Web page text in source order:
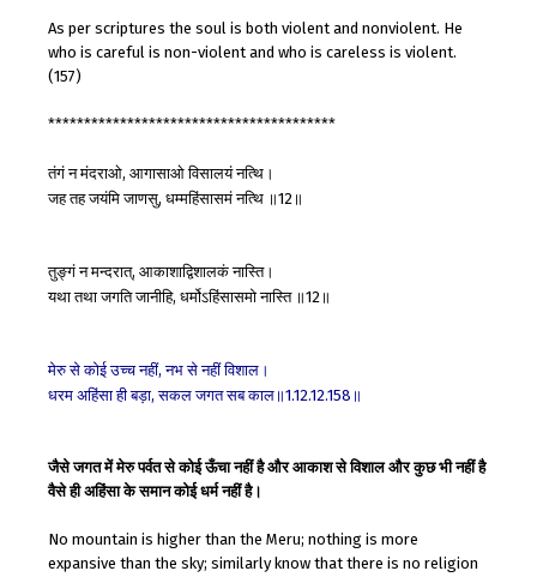
As per scriptures the soul is both violent and nonviolent. He
who is careful is non-violent and who is careless is violent.
(157)
****************************************
तंगंनमंदराओ, आगासाओविसालयंनत्थि।
जहतहजयंमिजाणसु, धम्महिंसासमंनत्थि ॥12 ॥
तुङ्गंनमन्दरात्, आकाशाद्विशालकंनास्ति।
यथातथाजगतिजानीहि, धर्मोऽहिंसासमोनास्ति ॥12 ॥
मेरुसेकोईउच्चनहीं,नभसेनहींविशाल।
धरमअहिंसाहीबड़ा,सकलजगतसबकाल॥1.12.12.158 ॥
जैसे जगत में मेरु पर्वत से कोई ऊँचा नहीं है और आकाश से विशाल और कुछ भी नहीं है
वैसे ही अहिंसा के समान कोई धर्म नहीं है।
No mountain is higher than the Meru; nothing is more
expansive than the sky; similarly know that there is no religion